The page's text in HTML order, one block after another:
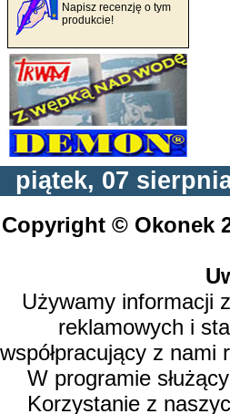
Napisz recenzję o tym
produkcie!
piątek, 07
Copyright © Okonek
Używamy informacji
reklamowych i
współpracujący z
W programie
Korzystanie z